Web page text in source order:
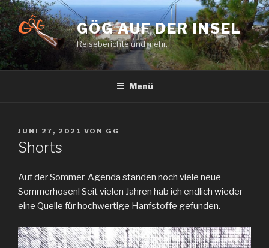
Zum
Inhalt
springen
GÖG AUF DER INSEL
Reiseberichte und mehr.
Menü
VERÖFFENTLICHT
AM
JUNI 27, 2021 VON GG
Shorts
Auf der Sommer-Agenda standen noch viele neue
Sommerhosen! Seit vielen Jahren hab ich endlich wieder
eine Quelle für hochwertige Hanfstoffe gefunden.